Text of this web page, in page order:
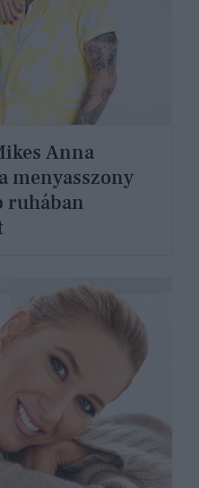
Anna
menyasszony
ruhában